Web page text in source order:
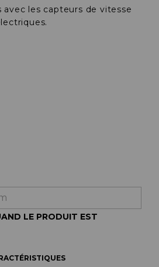
avec les capteurs de vitesse
LE PRODUIT EST